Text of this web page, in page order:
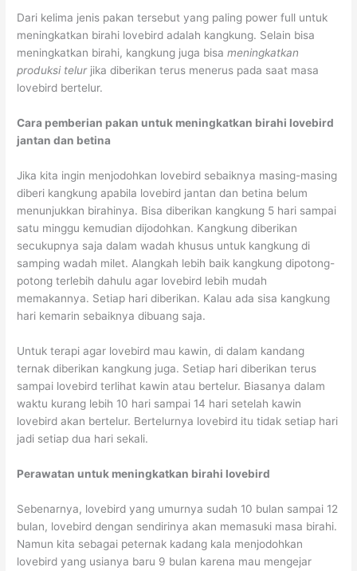
Dari kelima jenis pakan tersebut yang paling power full untuk
meningkatkan birahi lovebird adalah kangkung. Selain bisa
meningkatkan birahi, kangkung juga bisameningkatkan
produksi telurjika diberikan terus menerus pada saat masa
lovebird bertelur.
Cara pemberian pakan untuk meningkatkan birahi lovebird
jantan dan betina
Jika kita ingin menjodohkan lovebird sebaiknya masing-masing
diberi kangkung apabila lovebird jantan dan betina belum
menunjukkan birahinya. Bisa diberikan kangkung 5 hari sampai
satu minggu kemudian dijodohkan. Kangkung diberikan
secukupnya saja dalam wadah khusus untuk kangkung di
samping wadah milet. Alangkah lebih baik kangkung dipotong-
potong terlebih dahulu agar lovebird lebih mudah
memakannya. Setiap hari diberikan. Kalau ada sisa kangkung
hari kemarin sebaiknya dibuang saja.
Untuk terapi agar lovebird mau kawin, di dalam kandang
ternak diberikan kangkung juga. Setiap hari diberikan terus
sampai lovebird terlihat kawin atau bertelur. Biasanya dalam
waktu kurang lebih 10 hari sampai 14 hari setelah kawin
lovebird akan bertelur. Bertelurnya lovebird itu tidak setiap hari
jadi setiap dua hari sekali.
Perawatan untuk meningkatkan birahi lovebird
Sebenarnya, lovebird yang umurnya sudah 10 bulan sampai 12
bulan, lovebird dengan sendirinya akan memasuki masa birahi.
Namun kita sebagai peternak kadang kala menjodohkan
lovebird yang usianya baru 9 bulan karena mau mengejar